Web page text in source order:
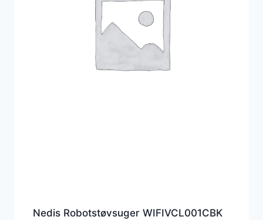
Nedis Robotstøvsuger WIFIVCL001CBK